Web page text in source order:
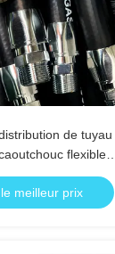
de tuyau
flexible
meilleur prix